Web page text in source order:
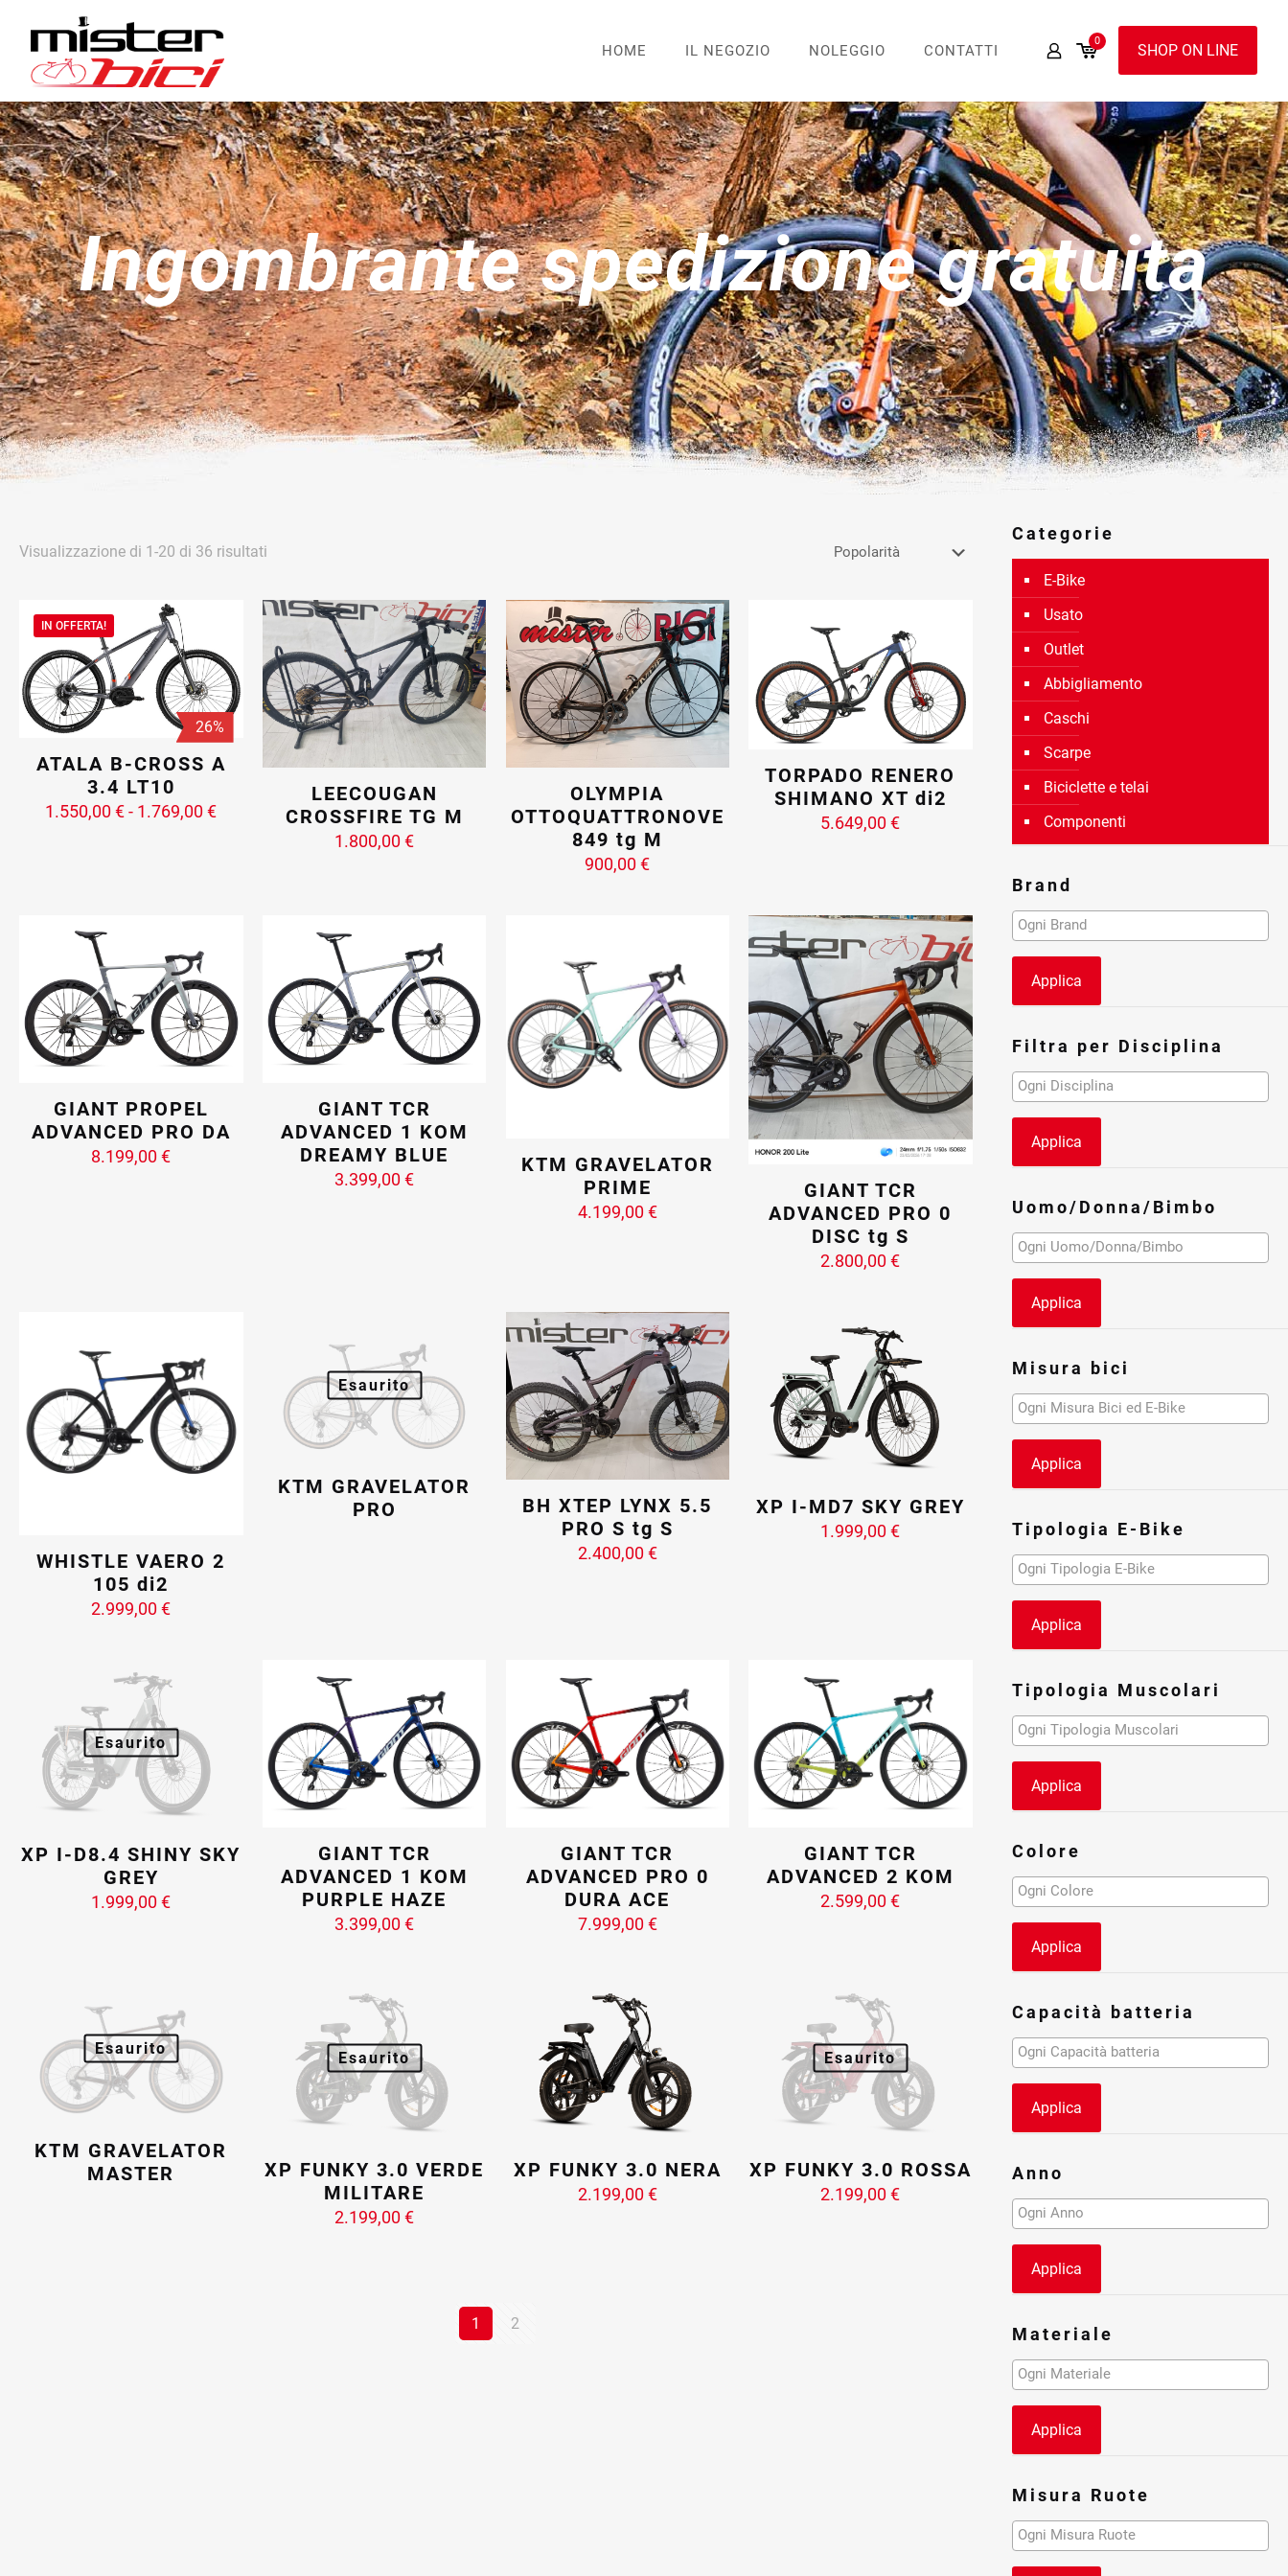
HOME IL NEGOZIO NOLEGGIO CONTATTI
0
SHOP ON LINE
Ingombrante spedizione gratuita
Visualizzazione di 1-20 di 36 risultati
IN OFFERTA!
26%
ATALA B-CROSS A
3.4 LT10
1.550,00€ - 1.769,00€Fascia
LEECOUGAN
CROSSFIRE TG M
1.800,00€
OLYMPIA
OTTOQUATTRONOVE
849 tg M
900,00€
TORPADO RENERO
SHIMANO XT di2
5.649,00€
GIANT PROPEL
ADVANCED PRO DA
8.199,00€
GIANT TCR
ADVANCED 1 KOM
DREAMY BLUE
3.399,00€
KTM GRAVELATOR
PRIME
4.199,00€
GIANT TCR
ADVANCED PRO 0
DISC tg S
2.800,00€
WHISTLE VAERO 2
105 di2
2.999,00€
Esaurito
KTM GRAVELATOR
PRO
BH XTEP LYNX 5.5
PRO S tg S
2.400,00€
XP I-MD7 SKY GREY
1.999,00€
Esaurito
XP I-D8.4 SHINY SKY
GREY
1.999,00€
GIANT TCR
ADVANCED 1 KOM
PURPLE HAZE
3.399,00€
GIANT TCR
ADVANCED PRO 0
DURA ACE
7.999,00€
GIANT TCR
ADVANCED 2 KOM
2.599,00€
Esaurito
KTM GRAVELATOR
MASTER
Esaurito
XP FUNKY 3.0 VERDE
MILITARE
2.199,00€
XP FUNKY 3.0 NERA
2.199,00€
Esaurito
XP FUNKY 3.0 ROSSA
2.199,00€
1 2
Categorie
E-Bike
Usato
Outlet
Abbigliamento
Caschi
Scarpe
Biciclette e telai
Componenti
Brand
Applica
Filtra per Disciplina
Applica
Uomo/Donna/Bimbo
Applica
Misura bici
Applica
Tipologia E-Bike
Applica
Tipologia Muscolari
Applica
Colore
Applica
Capacità batteria
Applica
Anno
Applica
Materiale
Applica
Misura Ruote